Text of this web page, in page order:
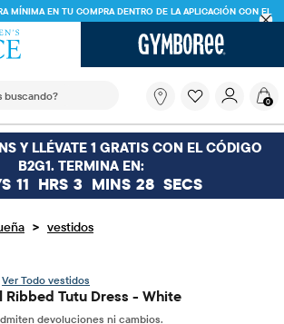
MÍNIMA EN TU COMPRA DENTRO DE LA APLICACIÓN CON EL
CÓDIGO
campo de búsqueda filtra las
buscando?
0
Y LLÉVATE 1 GRATIS CON EL CÓDIGO
B2G1. TERMINA EN:
11 HRS 3 MINS 28 SECS
> vestidos
Ver Todo vestidos
Ribbed Tutu Dress - White
devoluciones ni cambios.